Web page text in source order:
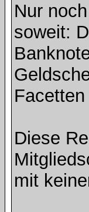
Nur
soweit:
Diese
mit